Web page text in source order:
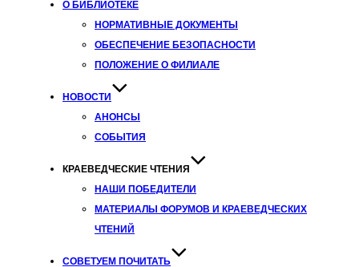
О БИБЛИОТЕКЕ
НОРМАТИВНЫЕ ДОКУМЕНТЫ
ОБЕСПЕЧЕНИЕ БЕЗОПАСНОСТИ
ПОЛОЖЕНИЕ О ФИЛИАЛЕ
НОВОСТИ
АНОНСЫ
СОБЫТИЯ
КРАЕВЕДЧЕСКИЕ ЧТЕНИЯ
НАШИ ПОБЕДИТЕЛИ
МАТЕРИАЛЫ ФОРУМОВ И КРАЕВЕДЧЕСКИХ
ЧТЕНИЙ
СОВЕТУЕМ ПОЧИТАТЬ